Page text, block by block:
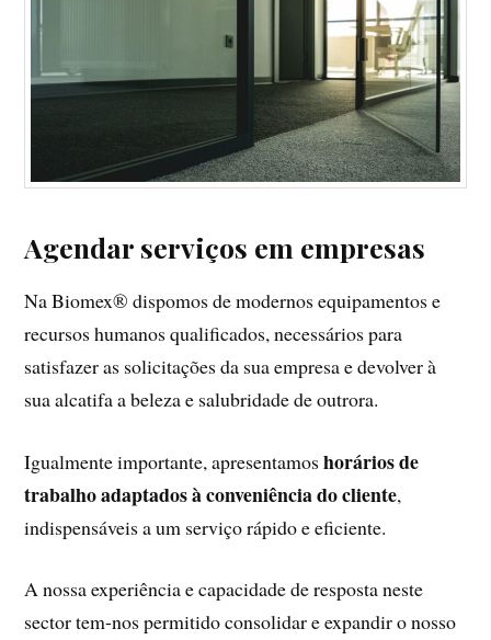
Agendar serviços em empresas
Na Biomex® dispomos de modernos equipamentos e
recursos humanos qualificados, necessários para
satisfazer as solicitações da sua empresa e devolver à
sua alcatifa a beleza e salubridade de outrora.
Igualmente importante, apresentamoshorários de
trabalho adaptados à conveniência do cliente,
indispensáveis a um serviço rápido e eficiente.
A nossa experiência e capacidade de resposta neste
sector tem-nos permitido consolidar e expandir o nosso